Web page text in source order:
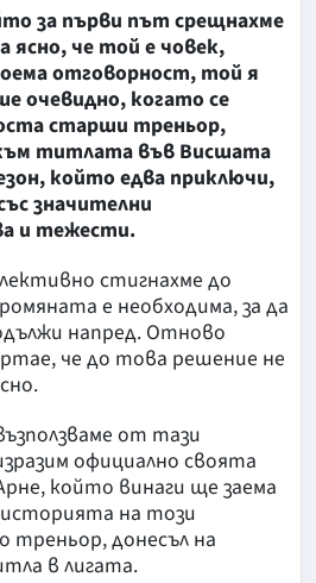
за първи път срещнахме
ясно, че той е човек,
отговорност, той я
очевидно, когато се
старши треньор,
титлата във Висшата
който едва приключи,
значителни
и тежести.
стигнахме до
е необходима, за да
напред. Отново
че до това решение не
от тази
официално своята
който винаги ще заема
на този
треньор, донесъл на
в лигата.